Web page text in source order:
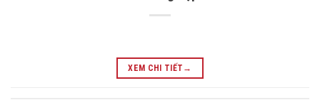
XEM CHI TIẾT →